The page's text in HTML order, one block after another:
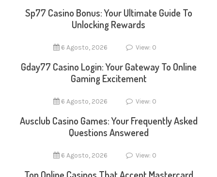
Sp77 Casino Bonus: Your Ultimate Guide To
Unlocking Rewards
6 Agosto, 2026 View: 0
Gday77 Casino Login: Your Gateway To Online
Gaming Excitement
6 Agosto, 2026 View: 0
Ausclub Casino Games: Your Frequently Asked
Questions Answered
6 Agosto, 2026 View: 0